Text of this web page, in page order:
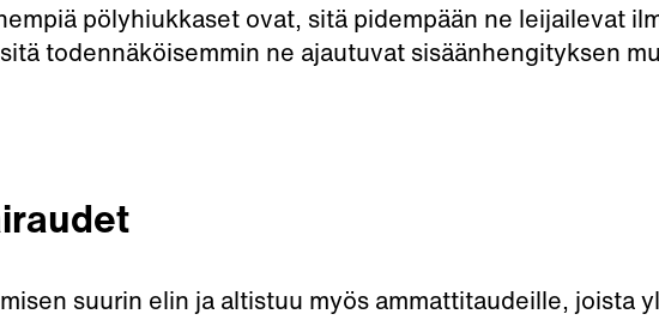
pölyhiukkaset ovat, sitä pidempään ne leijailevat
todennäköisemmin ne ajautuvat sisäänhengityksen
suurin elin ja altistuu myös ammattitaudeille, joista